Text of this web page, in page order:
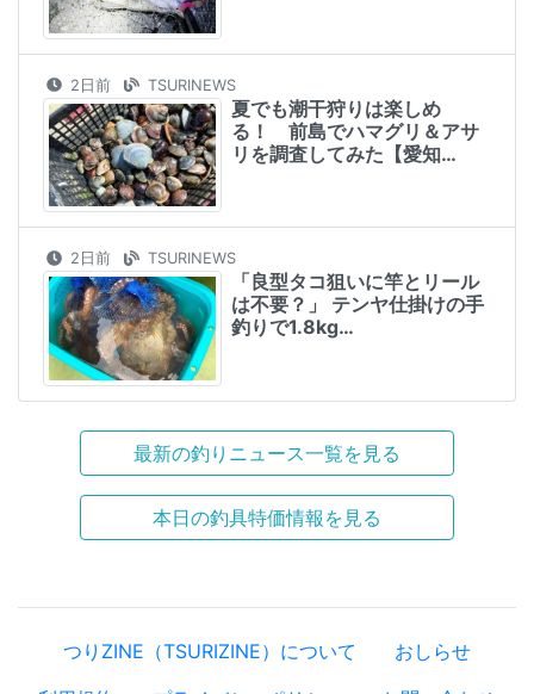
2日前 TSURINEWS
夏でも潮干狩りは楽しめ
る！ 前島でハマグリ＆アサ
リを調査してみた【愛知…
2日前 TSURINEWS
「良型タコ狙いに竿とリール
は不要？」 テンヤ仕掛けの手
釣りで1.8kg…
最新の釣りニュース一覧を見る
本日の釣具特価情報を見る
つりZINE（TSURIZINE）について
おしらせ